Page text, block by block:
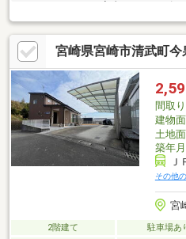
クキッチン！ ⇒家事がスムーズに
っています！■家族とコミュニケー
ーキッチン！ ⇒まるでカフェのカ
ゆったりにも使えます！■しっかり
まい☆ ⇒道路より一段高い位置に
わず視線が気になりません！■P２
族時間！ ⇒ガーデニング・BBQ・
彩な楽しみ方ができます♪
宮崎県宮崎市清武町
間取り
建物
土地
築年月
Ｊ
その他
宮
2階建て 駐車場あ